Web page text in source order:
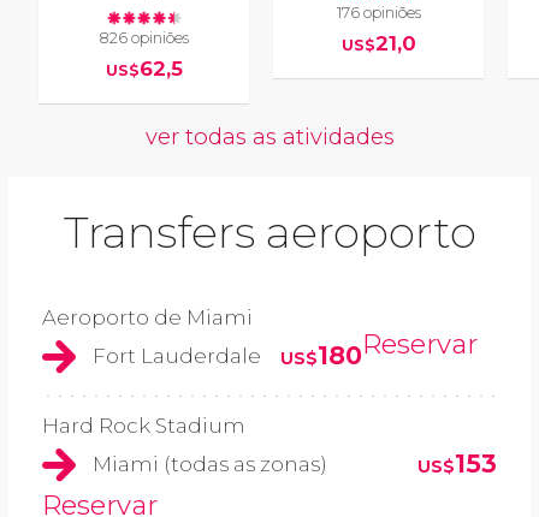
826 opiniões
US$62,5
176 opiniões
US$21,0
ver todas as atividades
Transfers aeroporto
Aeroporto de Miami
Fort Lauderdale
US$180Reservar
Hard Rock Stadium
Miami (todas as zonas)
US$153
Reservar